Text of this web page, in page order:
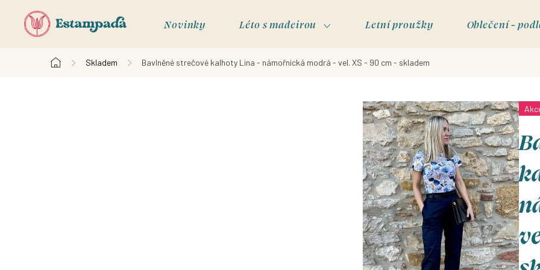
Novinky Léto s madeirou Letní proužky Oblečení -
Domů
Skladem Bavlněné strečové kalhoty Lina - námořnická modrá - vel. XS - 90 cm - skladem